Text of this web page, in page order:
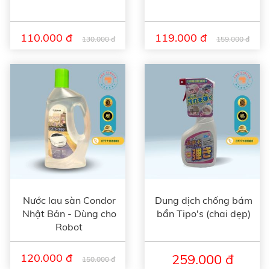
110.000 đ 130.000 đ 119.000 đ 159.000 đ
Nước lau sàn Condor
Nhật Bản - Dùng cho
Robot
120.000 đ 150.000 đ
Dung dịch chống bám
bẩn Tipo's (chai dẹp)
259.000 đ